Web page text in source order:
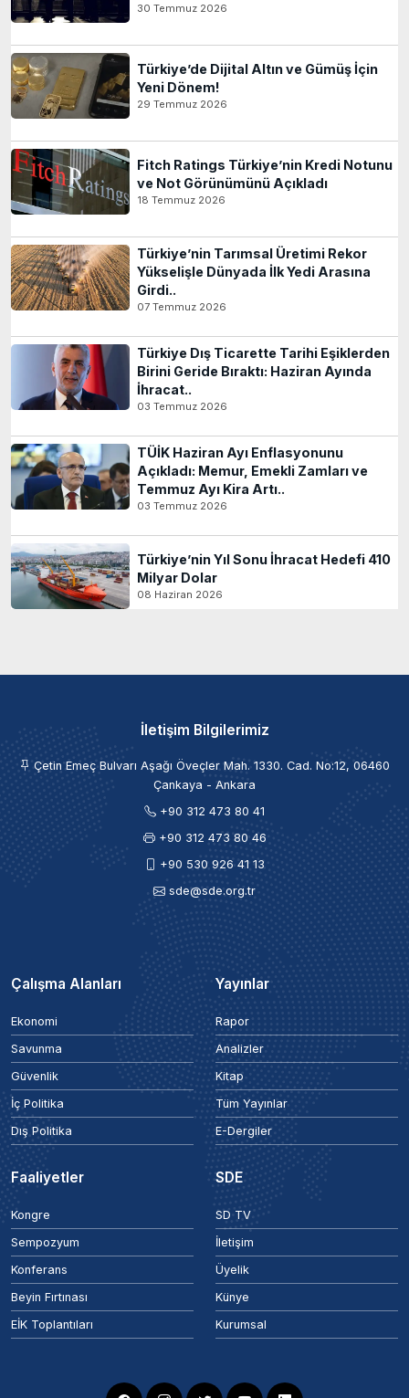
30 Temmuz 2026
Türkiye’de Dijital Altın ve Gümüş İçin
Yeni Dönem!
29 Temmuz 2026
Fitch Ratings Türkiye’nin Kredi Notunu
ve Not Görünümünü Açıkladı
18 Temmuz 2026
Türkiye’nin Tarımsal Üretimi Rekor
Yükselişle Dünyada İlk Yedi Arasına
Girdi..
07 Temmuz 2026
Türkiye Dış Ticarette Tarihi Eşiklerden
Birini Geride Bıraktı: Haziran Ayında
İhracat..
03 Temmuz 2026
TÜİK Haziran Ayı Enflasyonunu
Açıkladı: Memur, Emekli Zamları ve
Temmuz Ayı Kira Artı..
03 Temmuz 2026
Türkiye’nin Yıl Sonu İhracat Hedefi 410
Milyar Dolar
08 Haziran 2026
İletişim Bilgilerimiz
Çetin Emeç Bulvarı Aşağı Öveçler Mah. 1330. Cad. No:12, 06460
Çankaya - Ankara
+90 312 473 80 41
+90 312 473 80 46
+90 530 926 41 13
sde@sde.org.tr
Çalışma Alanları
Ekonomi
Savunma
Güvenlik
İç Politika
Dış Politika
Yayınlar
Rapor
Analizler
Kitap
Tüm Yayınlar
E-Dergiler
Faaliyetler
Kongre
Sempozyum
Konferans
Beyin Fırtınası
EİK Toplantıları
SDE
SD TV
İletişim
Üyelik
Künye
Kurumsal